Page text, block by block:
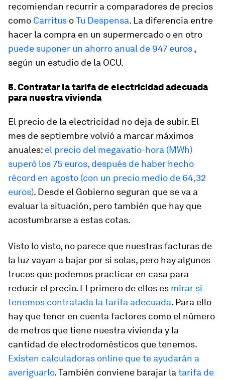
recomiendan recurrir a comparadores de precios
como Carritus oTu Despensa. La diferencia entre
hacer la compra en un supermercado o en otro
puede suponer un ahorro anual de 947 euros,
según un estudio de la OCU.
5. Contratar la tarifa de electricidad adecuada
para nuestra vivienda
El precio de la electricidad no deja de subir. El
mes de septiembre volvió a marcar máximos
anuales: el precio del megavatio-hora (MWh)
superó los 75 euros, después de haber hecho
récord en agosto (con un precio medio de 64,32
euros). Desde el Gobierno seguran que se va a
evaluar la situación, pero también que hay que
acostumbrarse a estas cotas.
Visto lo visto, no parece que nuestras facturas de
la luz vayan a bajar por si solas, pero hay algunos
trucos que podemos practicar en casa para
reducir el precio. El primero de ellos es mirar si
tenemos contratada la tarifa adecuada. Para ello
hay que tener en cuenta factores como el número
de metros que tiene nuestra vivienda y la
cantidad de electrodomésticos que tenemos.
Existen calculadoras online que te ayudarán a
averiguarlo. También conviene barajar la tarifa de